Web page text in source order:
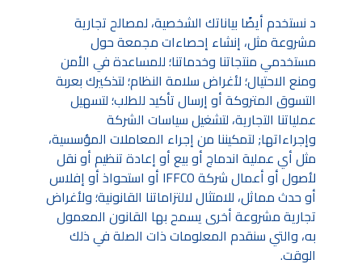
د نستخدم أيضًا بياناتك الشخصية، لمصالح تجارية
مشروعة مثل، إنشاء إحصاءات مجمعة حول
مستخدمي منتجاتنا وخدماتنا؛ للمساعدة في الأمن
ومنع الاحتيال؛ لأغراض سلامة النظام؛ لتذكيرك بعربة
التسوق المتروكة أو إرسال تأكيد للطلب؛ لتسهيل
عملياتنا التجارية، لتشغيل سياسات الشركة
وإجراءاتها; لتمكيننا من إجراء المعاملات المؤسسية،
مثل أي عملية اندماج أو بيع أو إعادة تنظيم أو نقل
لأصول أو أعمال شركة IFFCO أو استحواذ أو إفلاس
أو حدث مماثل، للامتثال لالتزاماتنا القانونية؛ ولأغراض
تجارية مشروعة أخرى يسمح بها القانون المعمول
به، والتي سنقدم المعلومات ذات الصلة في ذلك
الوقت.